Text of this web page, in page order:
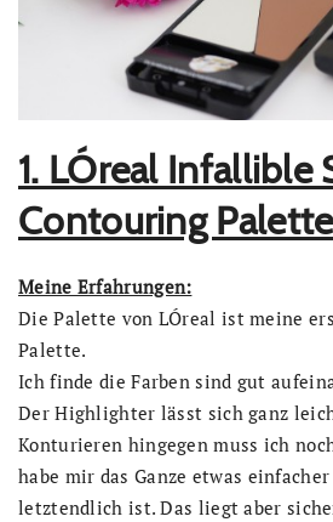
1. LÓreal Infallible
Contouring
Meine Erfahrungen:
Die Palette von LÓreal ist meine
Palette.
Ich finde die Farben sind gut
Der Highlighter lässt sich ganz
Konturieren hingegen muss ich
habe mir das Ganze etwas
letztendlich ist. Das liegt aber